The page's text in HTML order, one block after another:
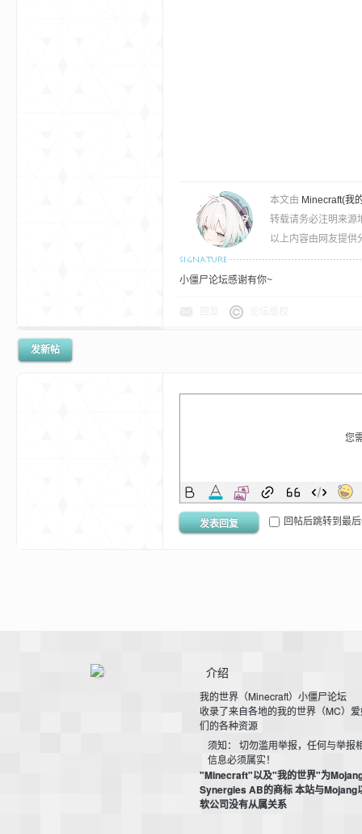
本文由 Minecraft(我
转载请务必注明来源
以上内容由网友提供
小僵尸论坛感谢有你~
发新帖
您
发表回复 回帖后跳转到最
介绍
我的世界（Minecraft）小僵尸论坛
收录了来自各地的我的世界（MC）
们的各种资源
须知： 切勿滥用举报，任何与举报
信息必须属实！
"Minecraft"以及"我的世界"为
Synergies AB的商标 本站与Mojang
软公司没有从属关系